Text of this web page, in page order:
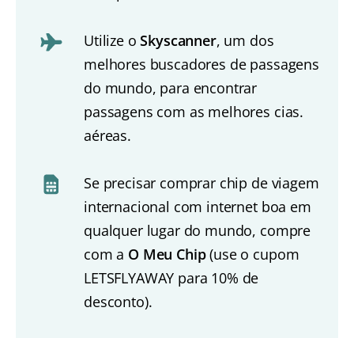
Utilize oSkyscanner, um dos
melhores buscadores de passagens
do mundo, para encontrar
passagens com as melhores cias.
aéreas.
Se precisar comprar chip de viagem
internacional com internet boa em
qualquer lugar do mundo, compre
com a O Meu Chip(use o cupom
LETSFLYAWAY para 10% de
desconto).